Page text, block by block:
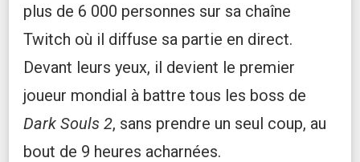
plus de 6 000 personnes sur sa chaîne
Twitch où il diffuse sa partie en direct.
Devant leurs yeux, il devient le premier
joueur mondial à battre tous les boss de
Dark Souls 2, sans prendre un seul coup, au
bout de 9 heures acharnées.